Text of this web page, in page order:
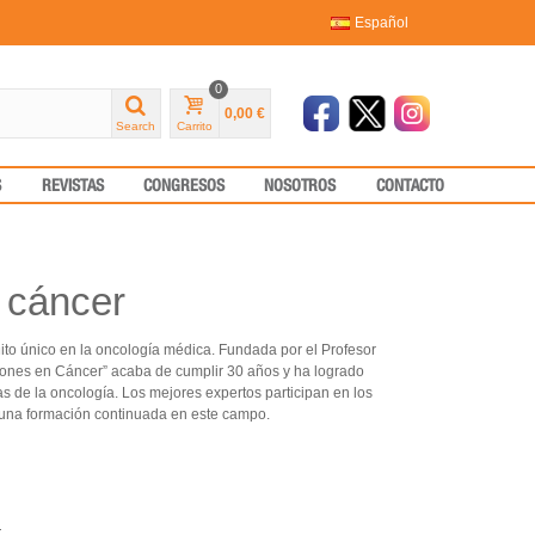
Español
Search Carrito
0
0,00 €
REVISTAS CONGRESOS NOSOTROS CONTACTO
único en la oncología médica. Fundada por el Profesor
en Cáncer” acaba de cumplir 30 años y ha logrado
de la oncología. Los mejores expertos participan en los
formación continuada en este campo.